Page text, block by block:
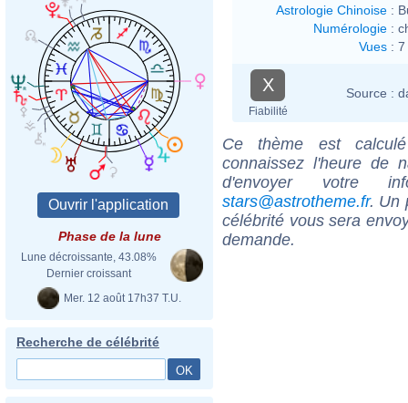
Phase de la lune
Lune décroissante, 43.08%
Dernier croissant
Mer. 12 août 17h37 T.U.
Recherche de célébrité
Astrologie Chinoise :
Numérologie :
Vues : 7
X
Fiabilité
Source :
Ce thème est
connaissez l'heure de
d'envoyer votre
stars@astrotheme.fr. Un
célébrité vous sera
demande.